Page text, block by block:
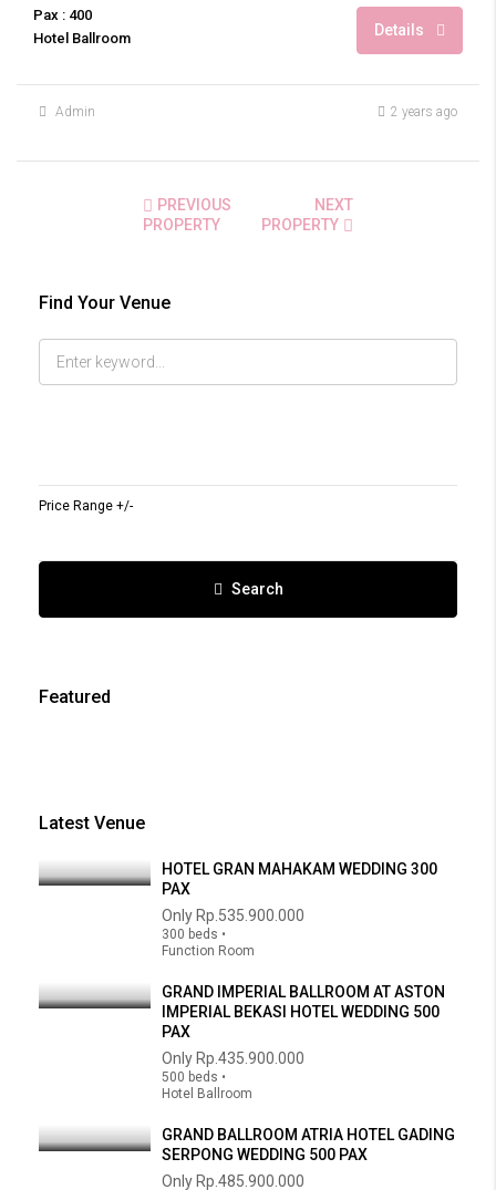
Pax : 400
Hotel Ballroom
Details
Admin 2 years ago
PREVIOUS
PROPERTY
NEXT
PROPERTY
Find Your Venue
Price Range +/-
Search
Featured
Latest Venue
HOTEL GRAN MAHAKAM WEDDING 300
PAX
Only Rp.535.900.000
300 beds •
Function Room
GRAND IMPERIAL BALLROOM AT ASTON
IMPERIAL BEKASI HOTEL WEDDING 500
PAX
Only Rp.435.900.000
500 beds •
Hotel Ballroom
GRAND BALLROOM ATRIA HOTEL GADING
SERPONG WEDDING 500 PAX
Only Rp.485.900.000